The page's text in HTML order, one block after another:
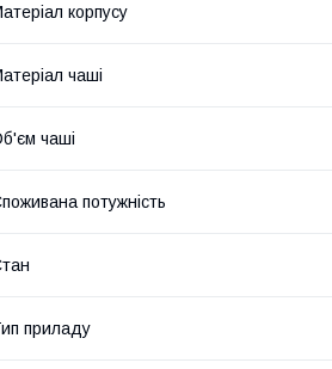
корпусу
чаші
чаші
потужність
приладу